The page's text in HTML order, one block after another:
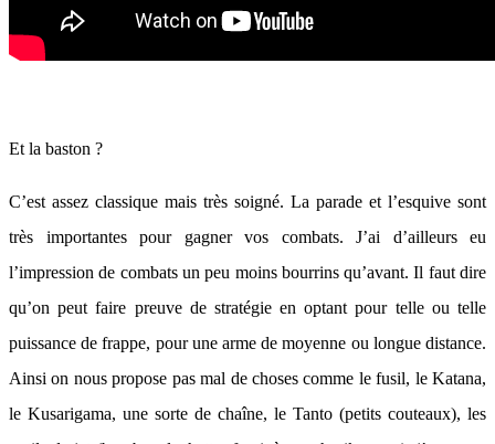
Et la baston ?
C’est assez classique mais très soigné. La parade et l’esquive sont
très importantes pour gagner vos combats. J’ai d’ailleurs eu
l’impression de combats un peu moins bourrins qu’avant. Il faut dire
qu’on peut faire preuve de stratégie en optant pour telle ou telle
puissance de frappe, pour une arme de moyenne ou longue distance.
Ainsi on nous propose pas mal de choses comme le fusil, le Katana,
le Kusarigama, une sorte de chaîne, le Tanto (petits couteaux), les